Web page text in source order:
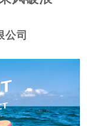
司